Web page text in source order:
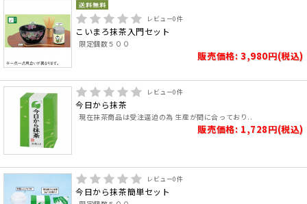
レビュー0件
こいまろ抹茶入門セット
限定個数５００
販売価格: 3,980円(税込)
レビュー0件
今日から抹茶
現在抹茶商品は受注逼迫の為 生産が間に合っており..
販売価格: 1,728円(税込)
レビュー0件
今日から抹茶簡単セット